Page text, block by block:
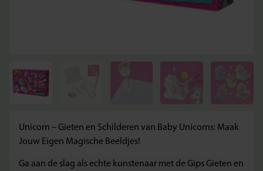
Unicorn – Gieten en Schilderen van Baby Unicorns: Maak
Jouw Eigen Magische Beeldjes!
Ga aan de slag als echte kunstenaar met de Gips Gieten en